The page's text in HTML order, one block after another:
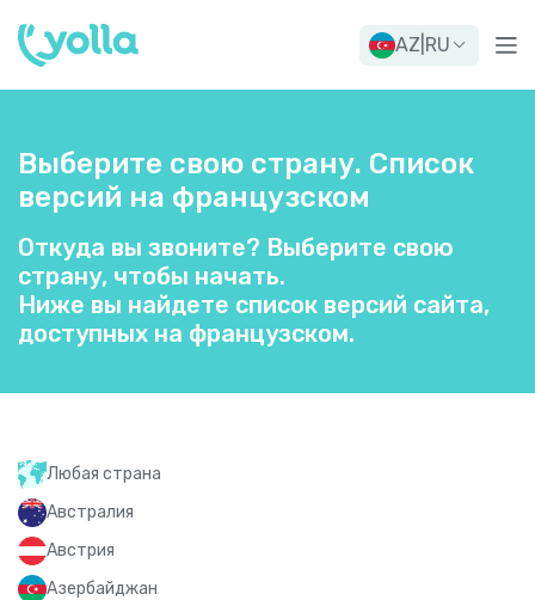
AZ RU
Выберите свою страну. Список
версий на французском
Откуда вы звоните? Выберите свою
страну, чтобы начать.
Ниже вы найдете список версий сайта,
доступных на французском.
Любая страна
Австралия
Австрия
Азербайджан